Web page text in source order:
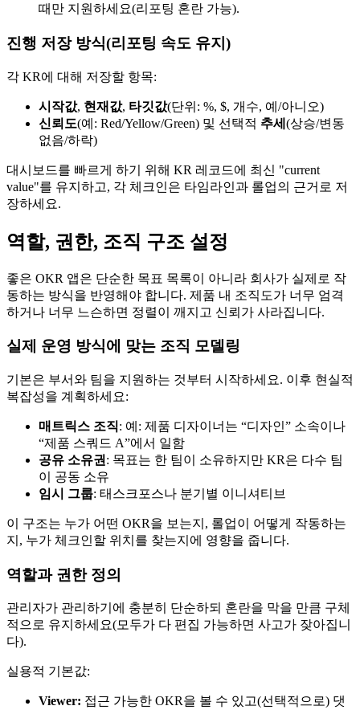
때만 지원하세요(리포팅 혼란 가능).
진행 저장 방식(리포팅 속도 유지)
각 KR에 대해 저장할 항목:
시작값, 현재값, 타깃값(단위: %, $, 개수, 예/아니오)
신뢰도(예: Red/Yellow/Green) 및 선택적 추세 (상승/변동
없음/하락)
대시보드를 빠르게 하기 위해 KR 레코드에 최신 "current
value"를 유지하고, 각 체크인은 타임라인과 롤업의 근거로 저
장하세요.
역할, 권한, 조직 구조 설정
좋은 OKR 앱은 단순한 목표 목록이 아니라 회사가 실제로 작
동하는 방식을 반영해야 합니다. 제품 내 조직도가 너무 엄격
하거나 너무 느슨하면 정렬이 깨지고 신뢰가 사라집니다.
실제 운영 방식에 맞는 조직 모델링
기본은 부서와 팀을 지원하는 것부터 시작하세요. 이후 현실적
복잡성을 계획하세요:
매트릭스 조직: 예: 제품 디자이너는 “디자인” 소속이나
“제품 스쿼드 A”에서 일함
공유 소유권 : 목표는 한 팀이 소유하지만 KR은 다수 팀
이 공동 소유
임시 그룹: 태스크포스나 분기별 이니셔티브
이 구조는 누가 어떤 OKR을 보는지, 롤업이 어떻게 작동하는
지, 누가 체크인할 위치를 찾는지에 영향을 줍니다.
역할과 권한 정의
관리자가 관리하기에 충분히 단순하되 혼란을 막을 만큼 구체
적으로 유지하세요(모두가 다 편집 가능하면 사고가 잦아집니
다).
실용적 기본값:
Viewer: 접근 가능한 OKR을 볼 수 있고(선택적으로) 댓